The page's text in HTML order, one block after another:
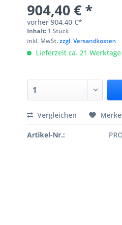
904,40 € *
vorher904,40 €*
Inhalt: 1 Stück
inkl. MwSt.zzgl. Versandkosten
Lieferzeit ca. 21 Werktage
Vergleichen
Artikel-Nr.: